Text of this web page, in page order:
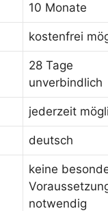
10 Monate
kostenfrei
28 Tage
unverbindlich
jederzeit
deutsch
keine
notwendig